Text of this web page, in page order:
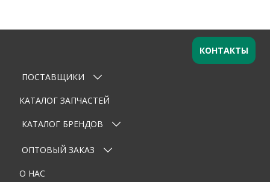
Оставьте заявку
Ваше имя
Email
Телефон
ПОСТАВЩИКИ
КАТАЛОГ ЗАПЧАСТЕЙ
КАТАЛОГ БРЕНДОВ
ОПТОВЫЙ ЗАКАЗ
О НАС
КОНТАКТЫ